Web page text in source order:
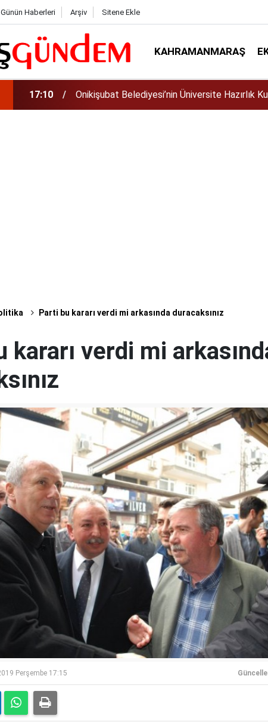
Günün Haberleri Arşiv Sitene Ekle
KAHRAMANMARAŞ
17:02 Onikişubat Belediyesi’nin Gündüz
Parti bu kararı verdi mi arkasında duracaksınız
kararı verdi mi
Perşembe 17:15